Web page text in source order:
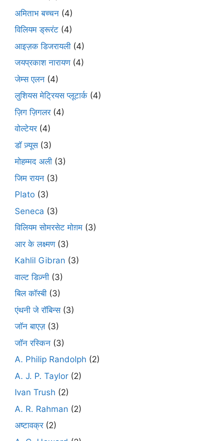
अमिताभ बच्चन (4)
विलियम ड्रूरंट (4)
आइज़क डिजरायली (4)
जयप्रकाश नारायण(4)
जेम्स एलन (4)
लुशियस मेट्रियस प्लूटार्क (4)
ज़िग ज़िगलर(4)
वोल्टेयर(4)
डॉ ज़्यूस(3)
मोहम्मद अली (3)
जिम रायन (3)
Plato (3)
Seneca (3)
विलियम सोमरसेट मोग़म (3)
आर के लक्ष्मण(3)
Kahlil Gibran (3)
वाल्ट डिज़्नी (3)
बिल कॉस्बी (3)
एंथनी जे रॉबिन्स(3)
जॉन बाएज़ (3)
जॉन रस्किन (3)
A. Philip Randolph (2)
A. J. P. Taylor (2)
Ivan Trush (2)
A. R. Rahman (2)
अष्टावक्र(2)